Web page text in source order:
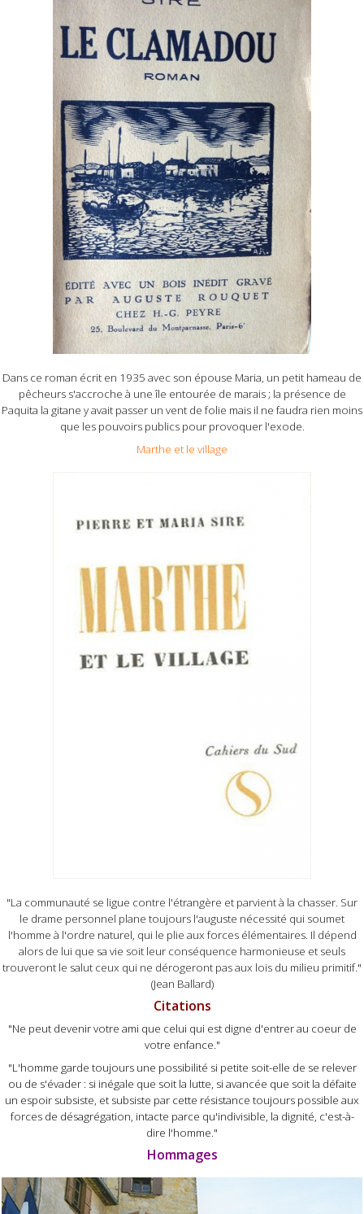
Dans ce roman écrit en 1935 avec son épouse Maria, un petit hameau de
pêcheurs s'accroche à une île entourée de marais ; la présence de
Paquita la gitane y avait passer un vent de folie mais il ne faudra rien moins
que les pouvoirs publics pour provoquer l'exode.
Marthe et le village
"La communauté se ligue contre l'étrangère et parvient à la chasser. Sur
le drame personnel plane toujours l'auguste nécessité qui soumet
l'homme à l'ordre naturel, qui le plie aux forces élémentaires. Il dépend
alors de lui que sa vie soit leur conséquence harmonieuse et seuls
trouveront le salut ceux qui ne dérogeront pas aux lois du milieu primitif."
(Jean Ballard)
Citations
"Ne peut devenir votre ami que celui qui est digne d'entrer au coeur de
votre enfance."
"L'homme garde toujours une possibilité si petite soit-elle de se relever
ou de s'évader : si inégale que soit la lutte, si avancée que soit la défaite
un espoir subsiste, et subsiste par cette résistance toujours possible aux
forces de désagrégation, intacte parce qu'indivisible, la dignité, c'est-à-
dire l'homme."
Hommages